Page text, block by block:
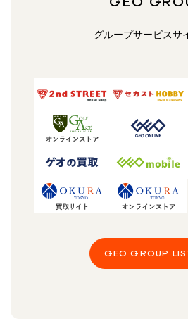
グループサービスサ
GEO GROUP